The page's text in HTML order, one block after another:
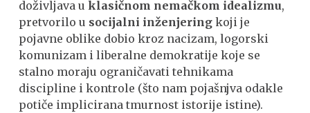
doživljava uklasičnom nemačkom idealizmu,
pretvorilo u socijalni inženjering koji je
pojavne oblike dobio kroz nacizam, logorski
komunizam i liberalne demokratije koje se
stalno moraju ograničavati tehnikama
discipline i kontrole (što nam pojašnjva odakle
potiče implicirana tmurnost istorije istine).